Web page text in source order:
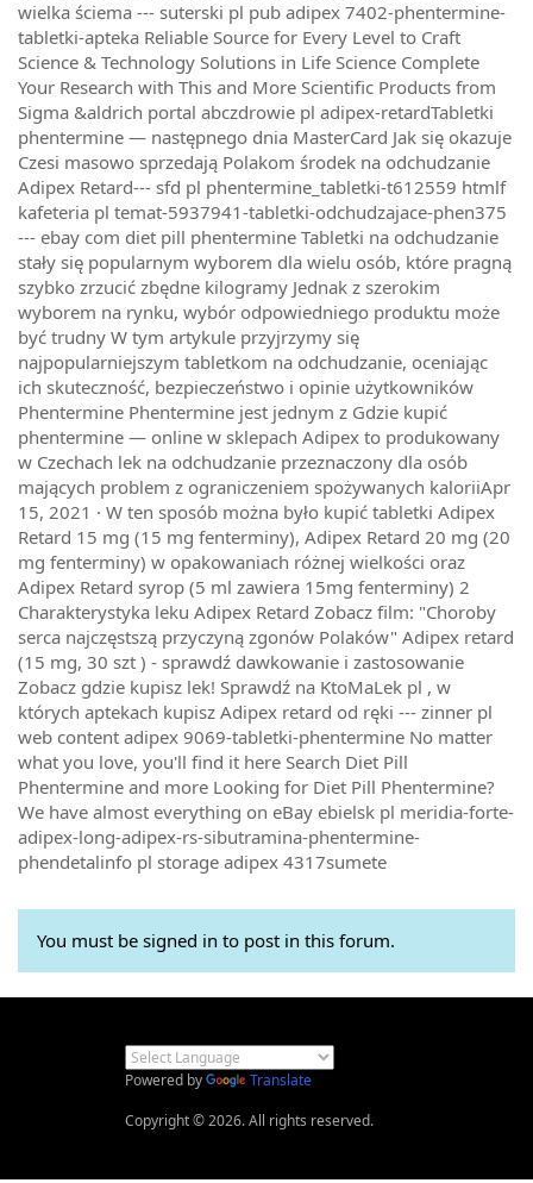
wielka ściema --- suterski pl pub adipex 7402-phentermine-
tabletki-apteka Reliable Source for Every Level to Craft
Science & Technology Solutions in Life Science Complete
Your Research with This and More Scientific Products from
Sigma &aldrich portal abczdrowie pl adipex-retardTabletki
phentermine — następnego dnia MasterCard Jak się okazuje
Czesi masowo sprzedają Polakom środek na odchudzanie
Adipex Retard--- sfd pl phentermine_tabletki-t612559 htmlf
kafeteria pl temat-5937941-tabletki-odchudzajace-phen375
--- ebay com diet pill phentermine Tabletki na odchudzanie
stały się popularnym wyborem dla wielu osób, które pragną
szybko zrzucić zbędne kilogramy Jednak z szerokim
wyborem na rynku, wybór odpowiedniego produktu może
być trudny W tym artykule przyjrzymy się
najpopularniejszym tabletkom na odchudzanie, oceniając
ich skuteczność, bezpieczeństwo i opinie użytkowników
Phentermine Phentermine jest jednym z Gdzie kupić
phentermine — online w sklepach Adipex to produkowany
w Czechach lek na odchudzanie przeznaczony dla osób
mających problem z ograniczeniem spożywanych kaloriiApr
15, 2021 · W ten sposób można było kupić tabletki Adipex
Retard 15 mg (15 mg fenterminy), Adipex Retard 20 mg (20
mg fenterminy) w opakowaniach różnej wielkości oraz
Adipex Retard syrop (5 ml zawiera 15mg fenterminy) 2
Charakterystyka leku Adipex Retard Zobacz film: "Choroby
serca najczęstszą przyczyną zgonów Polaków" Adipex retard
(15 mg, 30 szt ) - sprawdź dawkowanie i zastosowanie
Zobacz gdzie kupisz lek! Sprawdź na KtoMaLek pl , w
których aptekach kupisz Adipex retard od ręki --- zinner pl
web content adipex 9069-tabletki-phentermine No matter
what you love, you'll find it here Search Diet Pill
Phentermine and more Looking for Diet Pill Phentermine?
We have almost everything on eBay ebielsk pl meridia-forte-
adipex-long-adipex-rs-sibutramina-phentermine-
phendetalinfo pl storage adipex 4317sumete
You must be signed in to post in this forum.
Powered by
Translate
Copyright © 2026. All rights reserved.